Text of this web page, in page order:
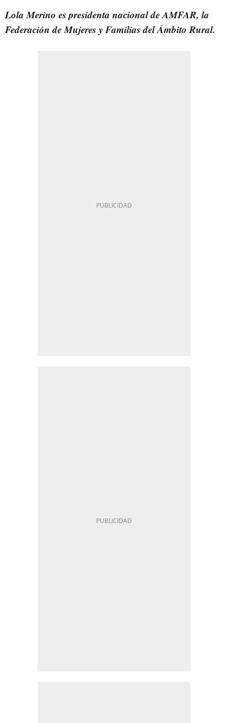
Lola Merino es presidenta nacional de AMFAR, la
Federación de Mujeres y Familias del Ámbito Rural.